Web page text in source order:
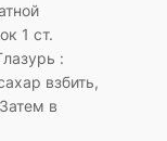
1 ст.
:
взбить,
в